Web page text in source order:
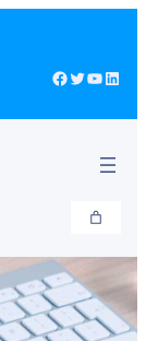
Facebook Twitter YouTube LinkedIn